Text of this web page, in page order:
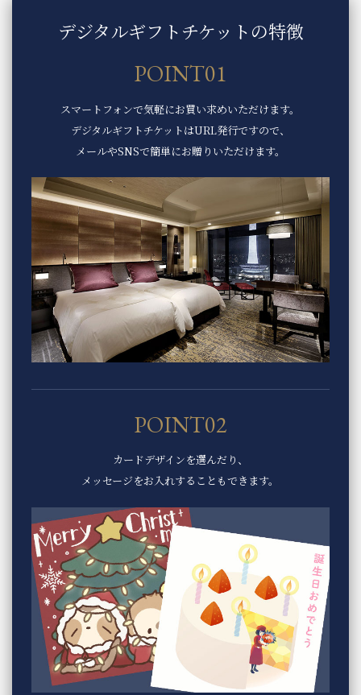
WESTER会員専用宿泊プラン
2026/08/09 2026/08/10
2 人
入会はこちら
デジタルギフトチケットの特徴
POINT01
スマートフォンで気軽にお買い求めいただけます。
デジタルギフトチケットはURL発行ですので、
メールやSNSで簡単にお贈りいただけます。
POINT02
カードデザインを選んだり、
メッセージをお入れすることもできます。